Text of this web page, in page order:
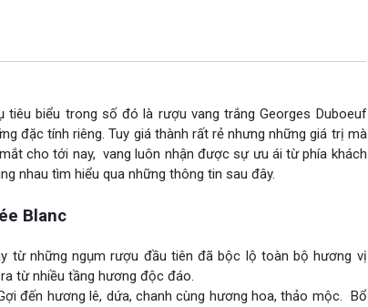
biểu trong số đó là rượu vang trắng Georges Duboeuf
đặc tính riêng. Tuy giá thành rất rẻ nhưng những giá trị mà
cho tới nay, vang luôn nhận được sự ưu ái từ phía khách
nhau tìm hiểu qua những thông tin sau đây.
Blanc
từ những ngụm rượu đầu tiên đã bộc lộ toàn bộ hương vị
từ nhiều tầng hương độc đáo.
đến hương lê, dứa, chanh cùng hương hoa, thảo mộc. Bổ